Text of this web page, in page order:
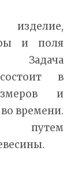
изделие,
и поля
Задача
в
и
времени.
путем